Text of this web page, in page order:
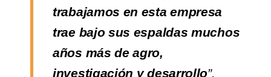
trabajamos en esta empresa
trae bajo sus espaldas muchos
años más de agro,
investigación y desarrollo”,